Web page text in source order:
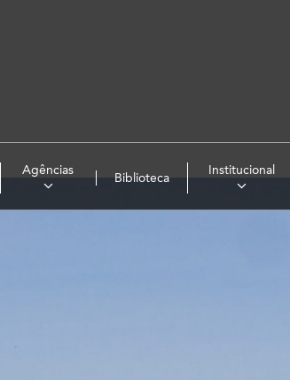
Agências
Biblioteca
Institucional